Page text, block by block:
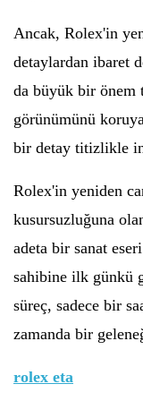
Ancak, Rolex'in
detaylardan ibaret
da büyük bir önem
görünümünü
bir detay titizlikle
Rolex'in yeniden
kusursuzluğuna
adeta bir sanat
sahibine ilk günkü
süreç, sadece bir
zamanda bir
rolex eta